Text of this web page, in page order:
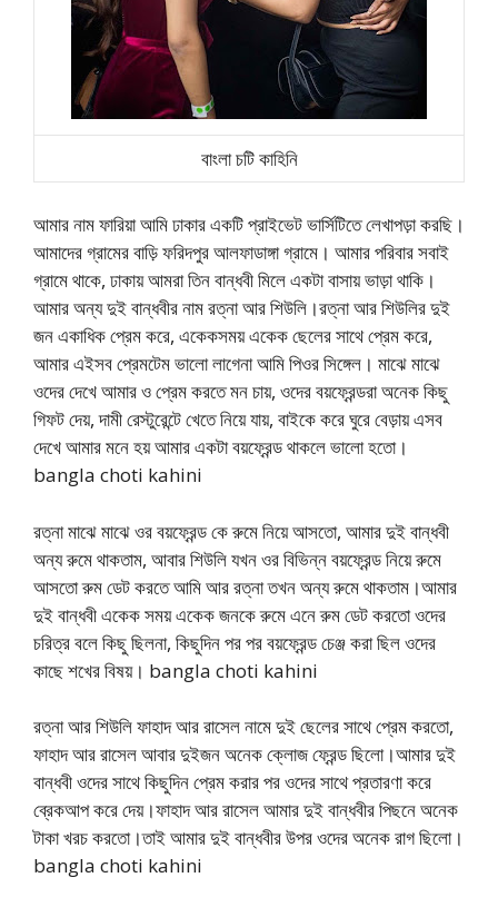
বাংলা চটি কাহিনি
আমার নাম ফারিয়া আমি ঢাকার একটি প্রাইভেট ভার্সিটিতে লেখাপড়া করছি।
আমাদের গ্রামের বাড়ি ফরিদপুর আলফাডাঙ্গা গ্রামে। আমার পরিবার সবাই
গ্রামে থাকে, ঢাকায় আমরা তিন বান্ধবী মিলে একটা বাসায় ভাড়া থাকি।
আমার অন্য দুই বান্ধবীর নাম রত্না আর শিউলি।রত্না আর শিউলির দুই
জন একাধিক প্রেম করে, একেকসময় একেক ছেলের সাথে প্রেম করে,
আমার এইসব প্রেমটেম ভালো লাগেনা আমি পিওর সিঙ্গেল। মাঝে মাঝে
ওদের দেখে আমার ও প্রেম করতে মন চায়, ওদের বয়ফ্রেন্ডরা অনেক কিছু
গিফট দেয়, দামী রেস্টুরেন্টে খেতে নিয়ে যায়, বাইকে করে ঘুরে বেড়ায় এসব
দেখে আমার মনে হয় আমার একটা বয়ফ্রেন্ড থাকলে ভালো হতো।
bangla choti kahini
রত্না মাঝে মাঝে ওর বয়ফ্রেন্ড কে রুমে নিয়ে আসতো, আমার দুই বান্ধবী
অন্য রুমে থাকতাম, আবার শিউলি যখন ওর বিভিন্ন বয়ফ্রেন্ড নিয়ে রুমে
আসতো রুম ডেট করতে আমি আর রত্না তখন অন্য রুমে থাকতাম।আমার
দুই বান্ধবী একেক সময় একেক জনকে রুমে এনে রুম ডেট করতো ওদের
চরিত্র বলে কিছু ছিলনা, কিছুদিন পর পর বয়ফ্রেন্ড চেঞ্জ করা ছিল ওদের
কাছে শখের বিষয়। bangla choti kahini
রত্না আর শিউলি ফাহাদ আর রাসেল নামে দুই ছেলের সাথে প্রেম করতো,
ফাহাদ আর রাসেল আবার দুইজন অনেক ক্লোজ ফ্রেন্ড ছিলো।আমার দুই
বান্ধবী ওদের সাথে কিছুদিন প্রেম করার পর ওদের সাথে প্রতারণা করে
ব্রেকআপ করে দেয়।ফাহাদ আর রাসেল আমার দুই বান্ধবীর পিছনে অনেক
টাকা খরচ করতো।তাই আমার দুই বান্ধবীর উপর ওদের অনেক রাগ ছিলো।
bangla choti kahini